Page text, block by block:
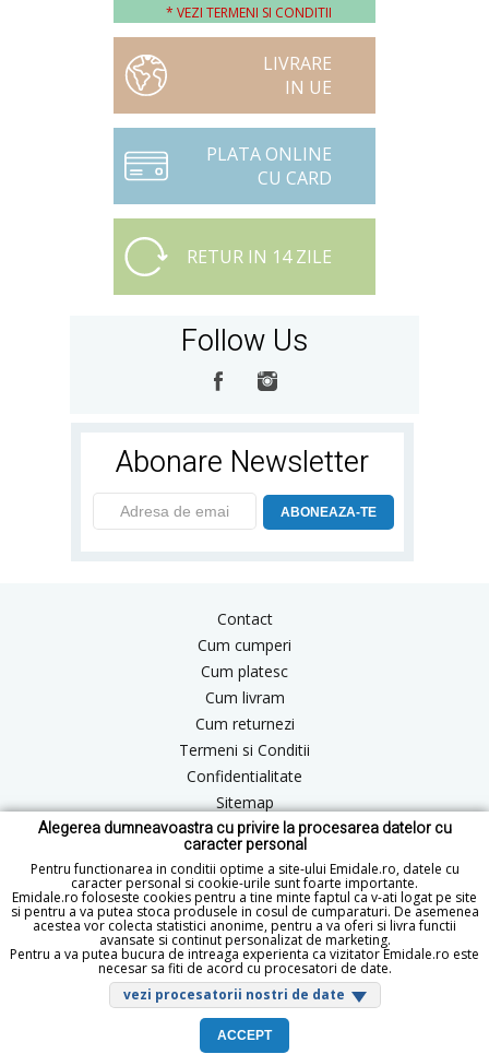
Alegerea dumneavoastra cu privire la procesarea datelor cu
caracter personal
Pentru functionarea in conditii optime a site-ului Emidale.ro, datele cu
caracter personal si cookie-urile sunt foarte importante.
Emidale.ro foloseste cookies pentru a tine minte faptul ca v-ati logat pe site
si pentru a va putea stoca produsele in cosul de cumparaturi. De asemenea
acestea vor colecta statistici anonime, pentru a va oferi si livra functii
avansate si continut personalizat de marketing.
Pentru a va putea bucura de intreaga experienta ca vizitator Emidale.ro este
necesar sa fiti de acord cu procesatori de date.
vezi procesatorii nostri de date
ACCEPT
* VEZI TERMENI SI CONDITII
LIVRARE
IN UE
PLATA ONLINE
CU CARD
RETUR IN 14 ZILE
Follow Us
Abonare Newsletter
ABONEAZA-TE
Contact
Cum cumperi
Cum platesc
Cum livram
Cum returnezi
Termeni si Conditii
Confidentialitate
Sitemap
Blog
ANPC
office@emidale.ro
© Copyright 2015 - 2026 emidale.ro